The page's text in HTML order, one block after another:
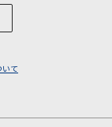
いて